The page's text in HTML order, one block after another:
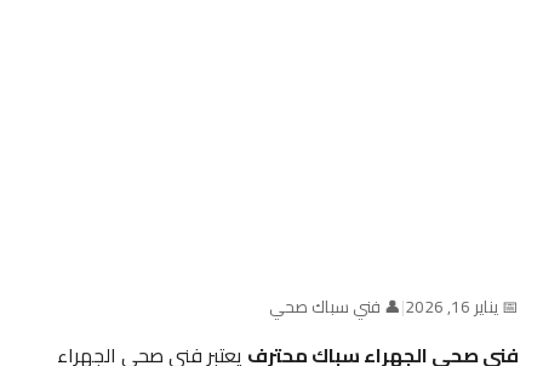
📅 يناير 16, 2026 |👤 فني سباك صحي
فني صحي الجهراء سباك محترفيعتبر فني صحي الجهراء